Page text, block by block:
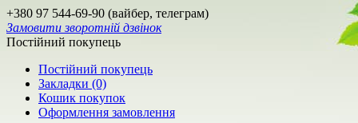
+380 97 544-69-90 (вайбер, телеграм)
Замовити зворотній дзвінок
Постійний покупець
Постійний покупець
Закладки (0)
Кошик покупок
Оформлення замовлення